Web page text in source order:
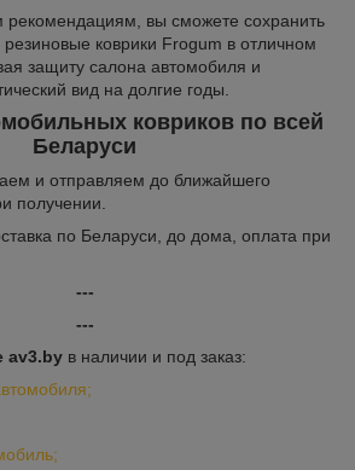
вы сможете сохранить
коврики Frogum в отличном
защиту салона автомобиля и
вид на долгие годы.
ковриков по всей
Беларуси
и отправляем до ближайшего
получении.
по Беларуси, до дома, оплата при
---
---
av3.by в наличии и под заказ: